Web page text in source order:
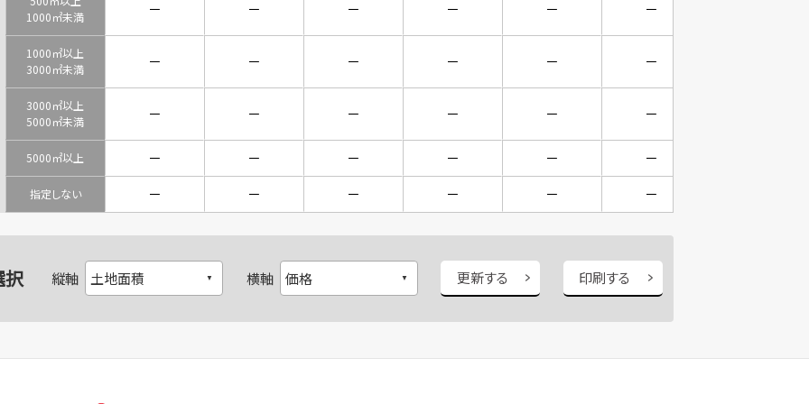
1000㎡未満
－ － － － － －
1000㎡以上
3000㎡未満
－ － － － － －
3000㎡以上
5000㎡未満
－ － － － － －
5000㎡以上 － － － － － －
指定しない － － － － － －
択 縦軸 横軸 更新する 印刷する